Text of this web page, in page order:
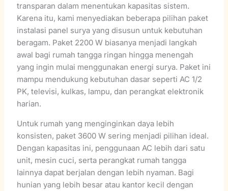
transparan dalam menentukan kapasitas sistem.
Karena itu, kami menyediakan beberapa pilihan paket
instalasi panel surya yang disusun untuk kebutuhan
beragam. Paket 2200 W biasanya menjadi langkah
awal bagi rumah tangga ringan hingga menengah
yang ingin mulai menggunakan energi surya. Paket ini
mampu mendukung kebutuhan dasar seperti AC 1/2
PK, televisi, kulkas, lampu, dan perangkat elektronik
harian.
Untuk rumah yang menginginkan daya lebih
konsisten, paket 3600 W sering menjadi pilihan ideal.
Dengan kapasitas ini, penggunaan AC lebih dari satu
unit, mesin cuci, serta perangkat rumah tangga
lainnya dapat berjalan dengan lebih nyaman. Bagi
hunian yang lebih besar atau kantor kecil dengan